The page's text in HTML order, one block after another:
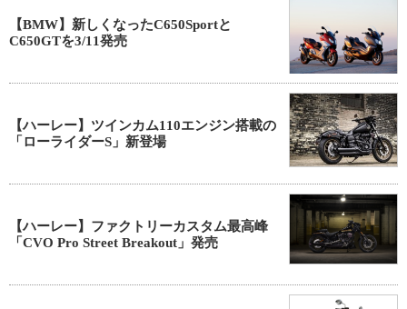
【BMW】新しくなったC650Sportと
C650GTを3/11発売
【ハーレー】ツインカム110エンジン搭載の
「ローライダーS」新登場
【ハーレー】ファクトリーカスタム最高峰
「CVO Pro Street Breakout」発売